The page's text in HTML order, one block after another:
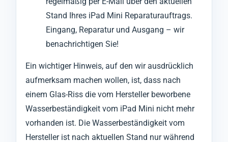
Stand Ihres iPad Mini Reparaturauftrags.
Eingang, Reparatur und Ausgang – wir
benachrichtigen Sie!
Ein wichtiger Hinweis, auf den wir ausdrücklich
aufmerksam machen wollen, ist, dass nach
einem Glas-Riss die vom Hersteller beworbene
Wasserbeständigkeit vom iPad Mini nicht mehr
vorhanden ist. Die Wasserbeständigkeit vom
Hersteller ist nach aktuellen Stand nur während